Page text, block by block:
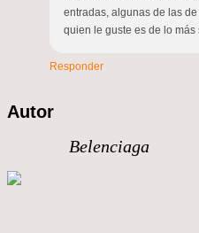
entradas, algunas de las
quien le guste es de lo
Responder
Autor
Belenciaga